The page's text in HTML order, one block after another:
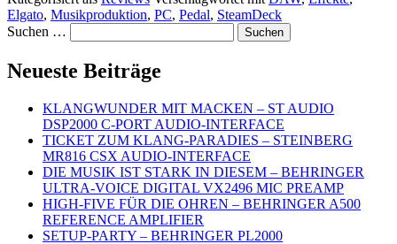
Elgato, Musikproduktion, PC, Pedal, SteamDeck
Suchen …
Neueste Beiträge
KLANGWUNDER MIT MACKEN – ST AUDIO
DSP2000 C-PORT AUDIO-INTERFACE
TICKET ZUM KLANG-PARADIES – STEINBERG
MR816 CSX AUDIO-INTERFACE
DIE MUSIK IST STARK IN DIESEM – BEHRINGER
ULTRA-VOICE DIGITAL VX2496 MIC PREAMP
HIGH-FIVE FÜR DIE OHREN – BEHRINGER A500
REFERENCE AMPLIFIER
SETUP-PARTY – BEHRINGER PL2000